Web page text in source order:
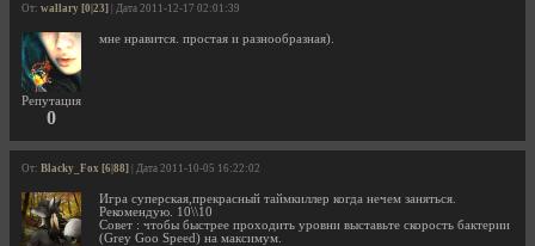
От: wallary [0|23] | Дата 2011-12-17 02:01:39
Репутация
0
мне нравится. простая и разнообразная).
От: Blacky_Fox [6|88] | Дата 2011-10-05 16:22:02
Игра суперская,прекрасный таймкиллер когда нечем заняться.
Рекомендую. 10\\10
Совет : чтобы быстрее проходить уровни выставьте скорость бактерии
(Grey Goo Speed) на максимум.